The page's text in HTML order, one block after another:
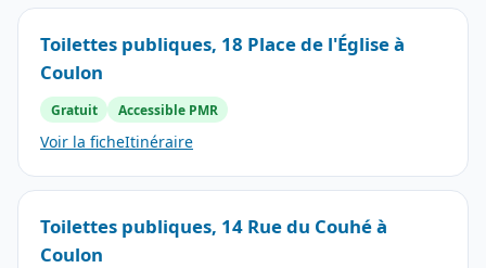
Toilettes publiques, 18 Place de l'Église à
Coulon
Gratuit Accessible PMR
Voir la ficheItinéraire
Toilettes publiques, 14 Rue du Couhé à
Coulon